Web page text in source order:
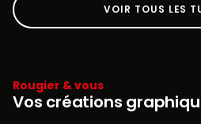
VOIR TOUS LES
Rougier & vous
Vos créations